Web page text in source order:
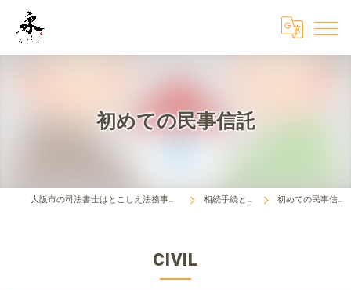
初めての民事信託
大阪市の司法書士はとこしえ法務事務所 相続手続とは 初めての民事信託
CIVIL